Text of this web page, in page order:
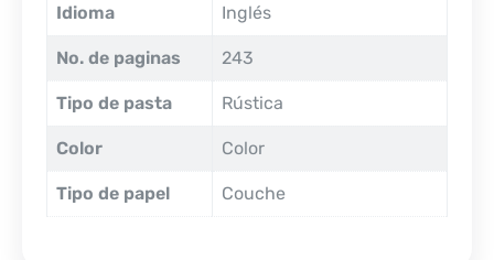
Idioma Inglés
No. de paginas 243
Tipo de pasta Rústica
Color Color
Tipo de papel Couche